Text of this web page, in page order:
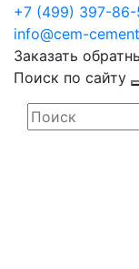
+7 (499) 397-86-
info@cem-
Заказать
Поиск по сайту